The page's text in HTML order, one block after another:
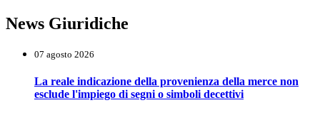
News Giuridiche
07 agosto 2026
La reale indicazione della provenienza della merce non
esclude l'impiego di segni o simboli decettivi